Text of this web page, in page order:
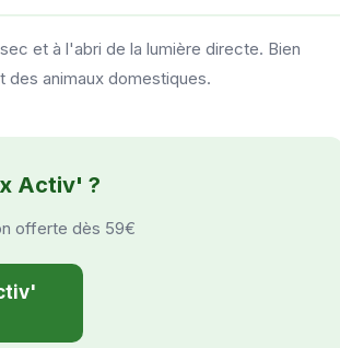
et à l'abri de la lumière directe. Bien
animaux domestiques.
Activ' ?
offerte dès 59€